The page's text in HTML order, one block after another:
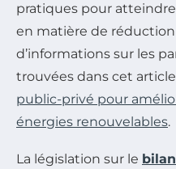
pratiques pour
en matière de réduction
d’informations sur les
trouvées dans cet
public-privé pour
énergies renouvelables.
La législation sur le